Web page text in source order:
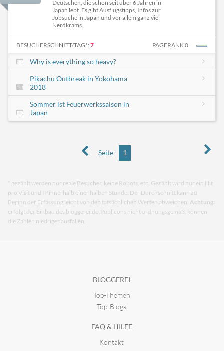
Deutschen, die schon seit über 6 Jahren in
Japan lebt. Es gibt Ausflugstipps, Infos zur
Jobsuche in Japan und vor allem ganz viel
Nerdkrams.
BESUCHERSCHNITT/TAG*: 7 PAGERANK 0
Why is everything so heavy?
Pikachu Outbreak in Yokohama
2018
Sommer ist Feuerwerkssaison in
Japan
Seite 1
* gezählt werden nur reale Besucher, keine Robots, etc. Gezählt wird nur ein Hit
pro Visit und IP innerhalb einer halben Stunde. Der Durchschnitt kann zu
Beginn der Erfassung leicht von den tatsächlichen Werten abweichen. Achtung:
erfolgt der Einbau des bloggerei.de-Publicons nicht ordnungsgemäß, können
die Zahlen niedriger ausfallen.
BLOGGEREI
Top-Themen
Top-Blogs
FAQ & HILFE
Kontakt